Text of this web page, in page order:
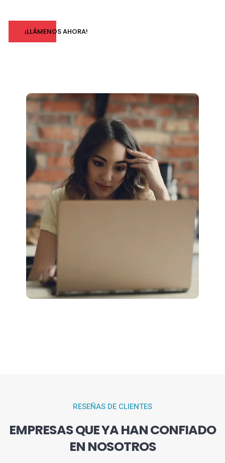
¡LLÁMENOS AHORA!
RESEÑAS DE CLIENTES
EMPRESAS QUE YA HAN CONFIADO
EN NOSOTROS